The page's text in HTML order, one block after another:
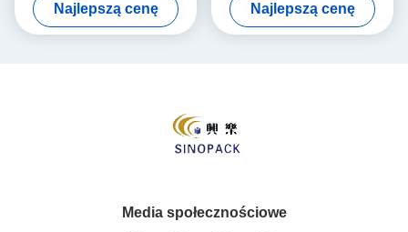
transportu masowego
przemysłowego
Najlepszą cenę
1000 kg do bezpiecznego
transportu
Najlepszą cenę
Media społecznościowe